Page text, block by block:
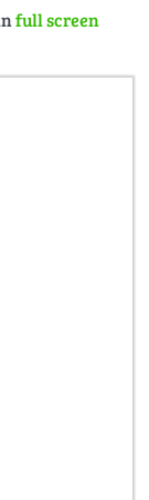
full screen